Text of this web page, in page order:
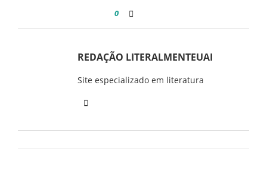
0
REDAÇÃO LITERALMENTEUAI
Site especializado em literatura